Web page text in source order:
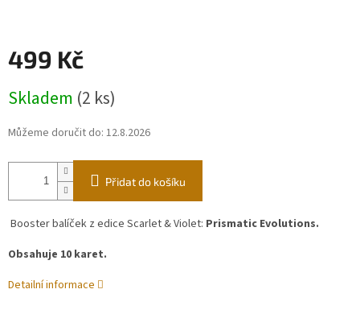
499 Kč
cena:
Skladem (2 ks)
Můžeme doručit do: 12.8.2026
Přidat do košíku
Booster balíček z edice Scarlet & Violet: Prismatic Evolutions.
Obsahuje 10 karet.
Detailní informace